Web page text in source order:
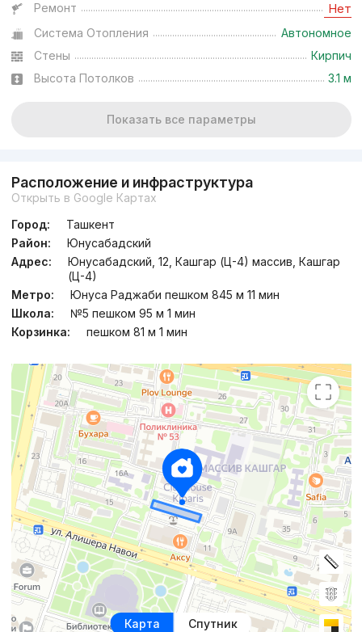
Ремонт Нет
Система Отопления
Автономное
Стены
Кирпич
Высота Потолков
3.1 м
Показать все параметры
Расположение и инфраструктура
Открыть в Google Картах
Город:
Ташкент
Район:
Юнусабадский
Адрес:
Юнусабадский, 12, Кашгар (Ц-4) массив, Кашгар
(Ц-4)
Метро:
Юнуса Раджаби пешком 845 м 11 мин
Школа:
№5 пешком 95 м 1 мин
Корзинка:
пешком 81 м 1 мин
Карта Спутник